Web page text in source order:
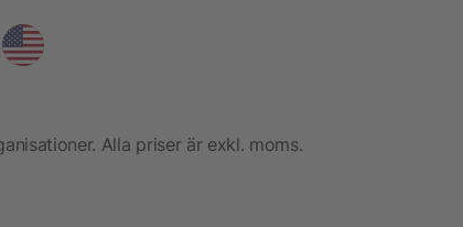
Alla priser är exkl. moms.